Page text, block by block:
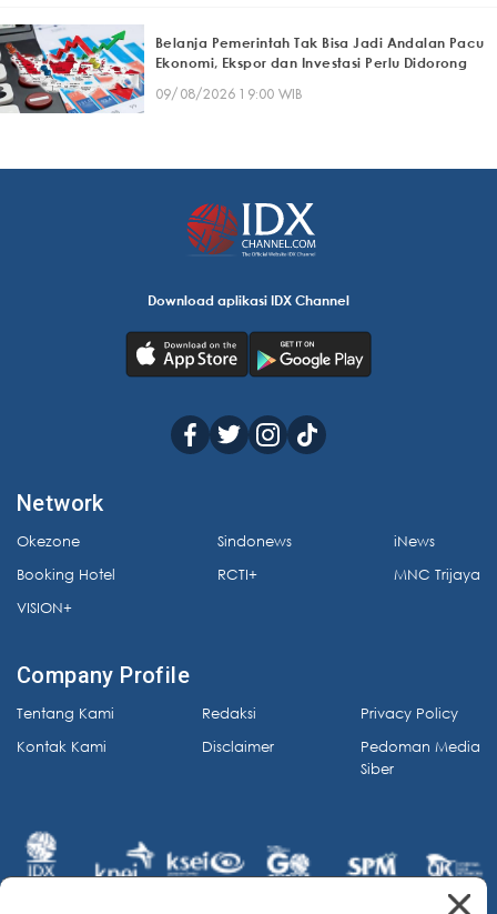
Belanja Pemerintah Tak Bisa Jadi Andalan Pacu
Ekonomi, Ekspor dan Investasi Perlu Didorong
09/08/2026 19:00 WIB
Download aplikasi IDX Channel
Network
Okezone
Booking Hotel
VISION+
Sindonews
RCTI+
iNews
MNC Trijaya
Company Profile
Tentang Kami
Kontak Kami
Redaksi
Disclaimer
Privacy Policy
Pedoman Media
Siber